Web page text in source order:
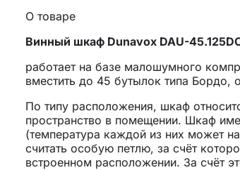
О товаре
Винный шкаф Dunavox DAU-
работает на базе малошумного
вместить до 45 бутылок типа
По типу расположения, шкаф
пространство в помещении. Шкаф
(температура каждой из них может
считать особую петлю, за счёт
встроенном расположении. За счёт